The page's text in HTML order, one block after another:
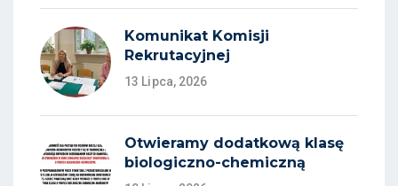
Komunikat Komisji
Rekrutacyjnej
13 Lipca, 2026
Otwieramy dodatkową klasę
biologiczno-chemiczną